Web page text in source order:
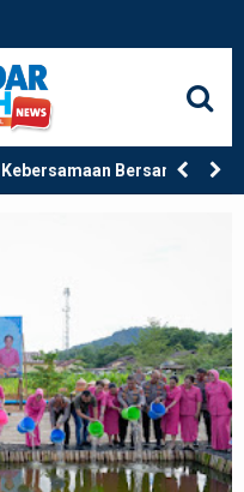
Bersama
Kota Binjai